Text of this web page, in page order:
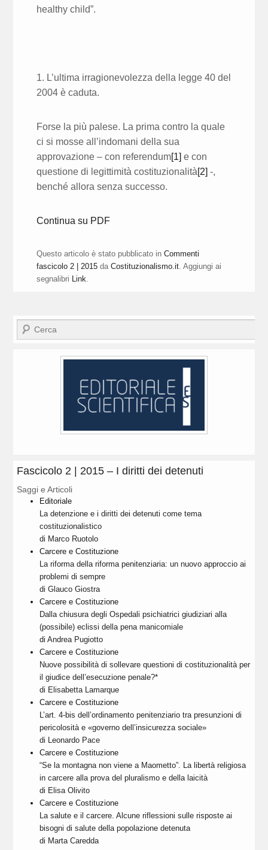
healthy child”.
1. L’ultima irragionevolezza della legge 40 del
2004 è caduta.
Forse la più palese. La prima contro la quale
ci si mosse all’indomani della sua
approvazione – con referendum[1] e con
questione di legittimità costituzionalità[2] -,
benché allora senza successo.
Continua su PDF
Questo articolo è stato pubblicato inCommenti
fascicolo 2 | 2015 daCostituzionalismo.it . Aggiungi ai
segnalibri
Link
Cerca
Fascicolo 2 | 2015 – I diritti dei detenuti
Saggi e Articoli
Editoriale
La detenzione e i diritti dei detenuti come tema
costituzionalistico
di Marco Ruotolo
Carcere e Costituzione
La riforma della riforma penitenziaria: un nuovo approccio ai
problemi di sempre
di Glauco Giostra
Carcere e Costituzione
Dalla chiusura degli Ospedali psichiatrici giudiziari alla
(possibile) eclissi della pena manicomiale
di Andrea Pugiotto
Carcere e Costituzione
Nuove possibilità di sollevare questioni di costituzionalità per
il giudice dell’esecuzione penale?*
di Elisabetta Lamarque
Carcere e Costituzione
L’art. 4-bis dell’ordinamento penitenziario tra presunzioni di
pericolosità e «governo dell’insicurezza sociale»
di Leonardo Pace
Carcere e Costituzione
“Se la montagna non viene a Maometto”. La libertà religiosa
in carcere alla prova del pluralismo e della laicità
di Elisa Olivito
Carcere e Costituzione
La salute e il carcere. Alcune riflessioni sulle risposte ai
bisogni di salute della popolazione detenuta
di Marta Caredda